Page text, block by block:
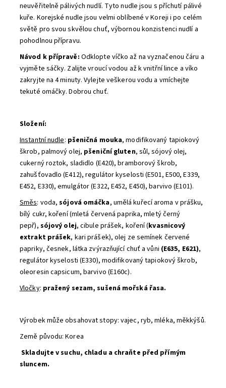
neuvěřitelně pálivých nudlí. Tyto nudle jsou s příchutí pálivé
kuře. Korejské nudle jsou velmi oblíbené v Koreji i po celém
světě pro svou skvělou chuť, výbornou konzistenci nudlí a
pohodlnou přípravu.
Návod k přípravě: Odklopte víčko až na vyznačenou čáru a
vyjměte sáčky. Zalijte vroucí vodou až k vnitřní lince a víko
zakryjte na 4 minuty. Vylejte veškerou vodu a vmíchejte
tekuté omáčky. Dobrou chuť.
Složení:
Instantní nudle: pšeničná mouka, modifikovaný tapiokový
škrob, palmový olej, pšeniční gluten, sůl, sójový olej,
cukerný roztok, sladidlo (E420), bramborový škrob,
zahušťovadlo (E412), regulátor kyselosti (E501, E500, E339,
E452, E330), emulgátor (E322, E452, E450), barvivo (E101).
Směs: voda,sójová omáčka, umělá kuřecí aroma v prášku,
bílý cukr, koření (mletá červená paprika, mletý černý
pepř), sójový olej, cibule prášek, koření (kvasnicový
extrakt prášek, kari prášek), olej ze semínek červené
papriky, česnek, látka zvýrazňující chuť a vůni (E635, E621),
regulátor kyselosti (E330), modifikovaný tapiokový škrob,
oleoresin capsicum, barvivo (E160c).
Vločky: pražený sezam, sušená mořská řasa.
Výrobek může obsahovat stopy: vajec, ryb, mléka, měkkýšů.
Země původu: Korea
Skladujte v suchu, chladu a chraňte před přímým
sluncem.